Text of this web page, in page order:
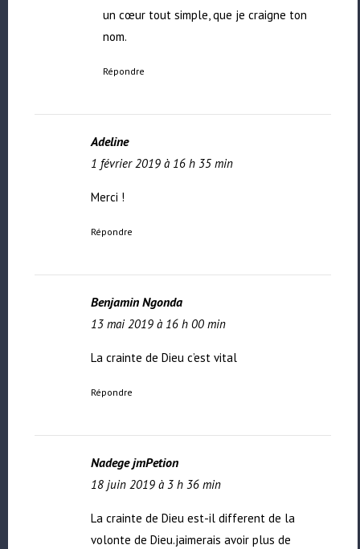
un cœur tout simple, que je craigne ton
nom.
Répondre
Adeline
1 février 2019 à 16 h 35 min
Merci !
Répondre
Benjamin Ngonda
13 mai 2019 à 16 h 00 min
La crainte de Dieu c’est vital
Répondre
Nadege jmPetion
18 juin 2019 à 3 h 36 min
La crainte de Dieu est-il different de la
volonte de Dieu.jaimerais avoir plus de